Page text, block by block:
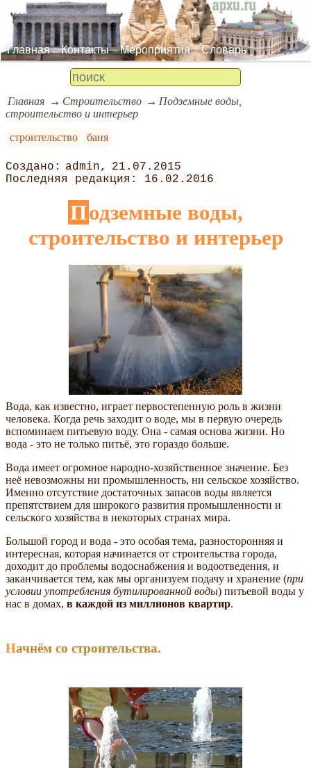
Главная Контакты Мероприятия Словарь
Главная Строительство
Подземные воды,
строительство и интерьер
строительство
баня
admin
21.07.2015
16.02.2016
Подземные воды,
строительство и интерьер
Вода, как известно, играет первостепенную роль в жизни
человека. Когда речь заходит о воде, мы в первую очередь
вспоминаем питьевую воду. Она - самая основа жизни. Но
вода - это не только питьё, это гораздо больше.
Вода имеет огромное народно-хозяйственное значение. Без
неё невозможны ни промышленность, ни сельское хозяйство.
Именно отсутствие достаточных запасов воды является
препятствием для широкого развития промышленности и
сельского хозяйства в некоторых странах мира.
Большой город и вода - это особая тема, разносторонняя и
интересная, которая начинается от строительства города,
доходит до проблемы водоснабжения и водоотведения, и
заканчивается тем, как мы организуем подачу и хранение (при
условии употребления бутилированной воды) питьевой воды у
нас в домах, в каждой из миллионов квартир.
Начнём со строительства.